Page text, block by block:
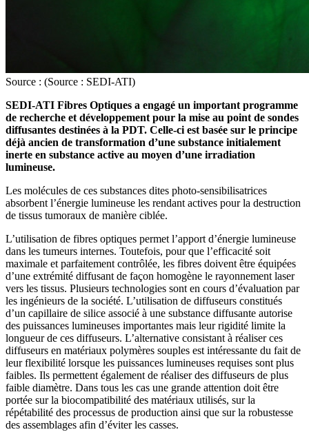
Source : (Source : SEDI-ATI)
SEDI-ATI Fibres Optiques a engagé un important programme
de recherche et développement pour la mise au point de sondes
diffusantes destinées à la PDT. Celle-ci est basée sur le principe
déjà ancien de transformation d’une substance initialement
inerte en substance active au moyen d’une irradiation
lumineuse.
Les molécules de ces substances dites photo-sensibilisatrices
absorbent l’énergie lumineuse les rendant actives pour la destruction
de tissus tumoraux de manière ciblée.
L’utilisation de fibres optiques permet l’apport d’énergie lumineuse
dans les tumeurs internes. Toutefois, pour que l’efficacité soit
maximale et parfaitement contrôlée, les fibres doivent être équipées
d’une extrémité diffusant de façon homogène le rayonnement laser
vers les tissus. Plusieurs technologies sont en cours d’évaluation par
les ingénieurs de la société. L’utilisation de diffuseurs constitués
d’un capillaire de silice associé à une substance diffusante autorise
des puissances lumineuses importantes mais leur rigidité limite la
longueur de ces diffuseurs. L’alternative consistant à réaliser ces
diffuseurs en matériaux polymères souples est intéressante du fait de
leur flexibilité lorsque les puissances lumineuses requises sont plus
faibles. Ils permettent également de réaliser des diffuseurs de plus
faible diamètre. Dans tous les cas une grande attention doit être
portée sur la biocompatibilité des matériaux utilisés, sur la
répétabilité des processus de production ainsi que sur la robustesse
des assemblages afin d’éviter les casses.